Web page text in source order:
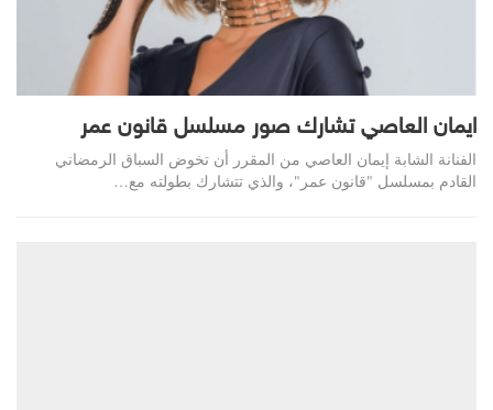
ايمان العاصي تشارك صور مسلسل قانون عمر
الفنانة الشابة إيمان العاصي من المقرر أن تخوض السباق الرمضاني
القادم بمسلسل "قانون عمر"، والذي تتشارك بطولته مع…